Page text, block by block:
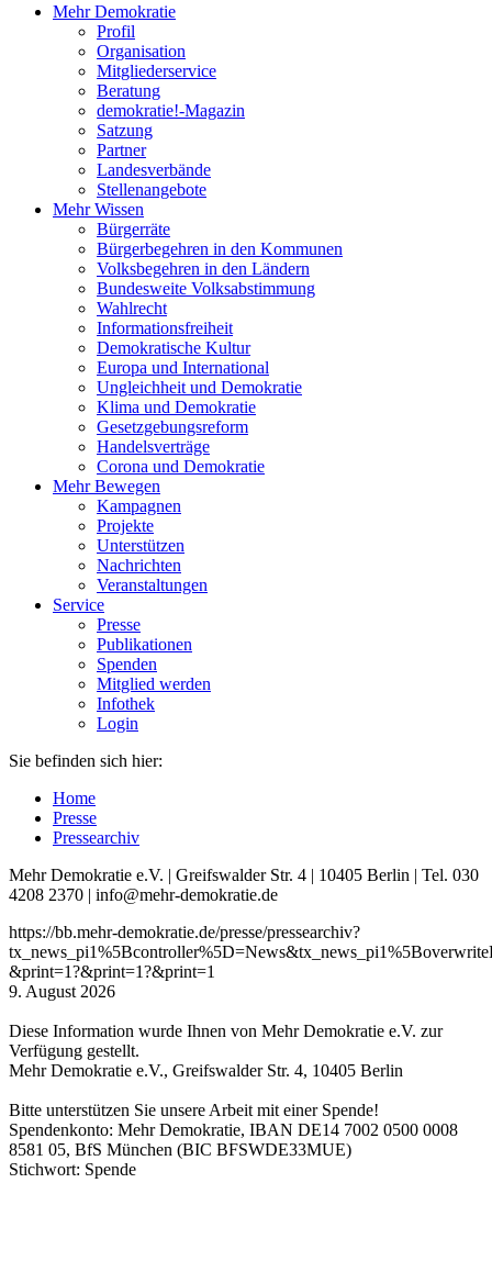
Mehr Demokratie
Profil
Organisation
Mitgliederservice
Beratung
demokratie!-Magazin
Satzung
Partner
Landesverbände
Stellenangebote
Mehr Wissen
Bürgerräte
Bürgerbegehren in den Kommunen
Volksbegehren in den Ländern
Bundesweite Volksabstimmung
Wahlrecht
Informationsfreiheit
Demokratische Kultur
Europa und International
Ungleichheit und Demokratie
Klima und Demokratie
Gesetzgebungsreform
Handelsverträge
Corona und Demokratie
Mehr Bewegen
Kampagnen
Projekte
Unterstützen
Nachrichten
Veranstaltungen
Service
Presse
Publikationen
Spenden
Mitglied werden
Infothek
Login
Sie befinden sich hier:
Home
Presse
Pressearchiv
Mehr Demokratie e.V. | Greifswalder Str. 4 | 10405 Berlin | Tel. 030
4208 2370 | info@mehr-demokratie.de
https://bb.mehr-demokratie.de/presse/pressearchiv?
&print=1?&print=1?&print=1
9. August 2026
Diese Information wurde Ihnen von Mehr Demokratie e.V. zur
Verfügung gestellt.
Mehr Demokratie e.V., Greifswalder Str. 4, 10405 Berlin
Bitte unterstützen Sie unsere Arbeit mit einer Spende!
Spendenkonto: Mehr Demokratie, IBAN DE14 7002 0500 0008
8581 05, BfS München (BIC BFSWDE33MUE)
Stichwort: Spende